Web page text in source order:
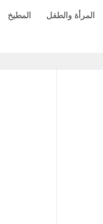
المرأة والطفل المطبخ